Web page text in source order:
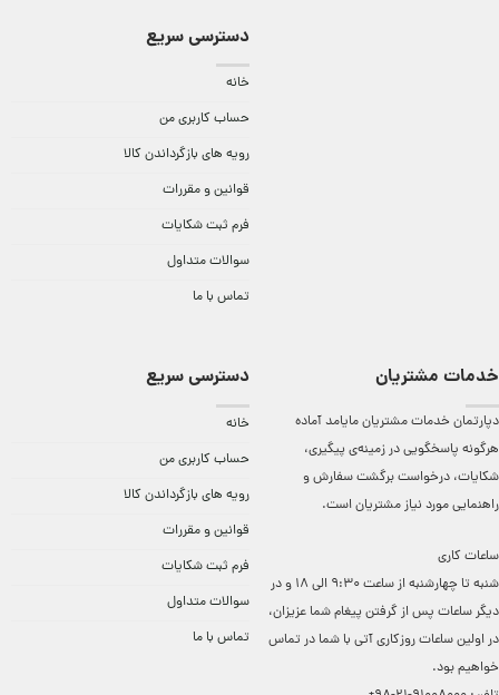
دسترسی سریع
خانه
حساب کاربری من
رویه های بازگرداندن کالا
قوانین و مقررات
فرم ثبت شکایات
سوالات متداول
تماس با ما
خدمات مشتریان
دپارتمان خدمات مشتریان مایامد آماده
هرگونه پاسخگویی در زمینه‌ی پیگیری،
شکایات، درخواست برگشت سفارش و
راهنمایی مورد نیاز مشتریان است.
ساعات کاری
شنبه تا چهارشنبه از ساعت 9:30 الی 18 و در
دیگر ساعات ‌پس از گرفتن پیغام شما عزیزان،
در اولین ساعات روزکاری آتی با شما در تماس
خواهیم بود.
دسترسی سریع
خانه
حساب کاربری من
رویه های بازگرداندن کالا
قوانین و مقررات
فرم ثبت شکایات
سوالات متداول
تماس با ما